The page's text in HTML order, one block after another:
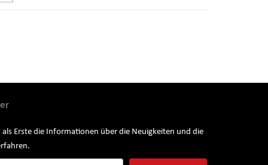
als Erste die Informationen über die Neuigkeiten und die